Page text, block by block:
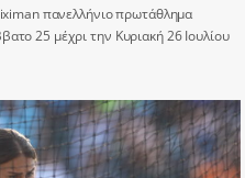
πανελλήνιο πρωτάθλημα
25 μέχρι την Κυριακή 26 Ιουλίου